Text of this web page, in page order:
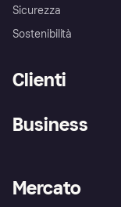
Sicurezza
Sostenibilità
Clienti
Esplora i negozi
Business
Accesso aziende
Mercato